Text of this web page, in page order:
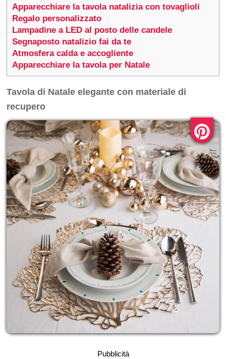
Apparecchiare la tavola natalizia con tovaglioli
Regalo personalizzato
Lampadine a LED al posto delle candele
Segnaposto natalizio fai da te
Atmosfera calda e accogliente
Apparecchiare la tavola per Natale
Tavola di Natale elegante con materiale di
recupero
Pubblicità